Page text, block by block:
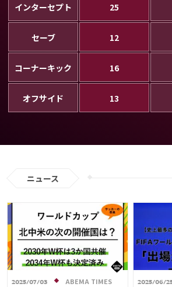
インターセプト 25
セーブ 12
コーナーキック 16
オフサイド 13
ニュース
2025/07/03 ABEMA TIMES 2025/06/